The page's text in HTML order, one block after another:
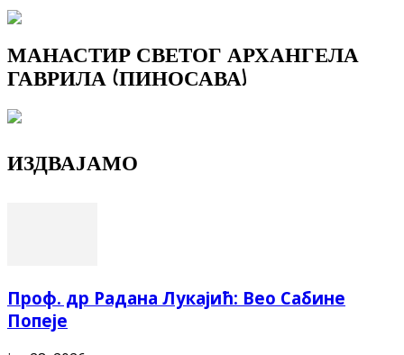
МАНАСТИР СВЕТОГ АРХАНГЕЛА
ГАВРИЛА (ПИНОСАВА)
ИЗДВАЈАМО
Проф. др Радана Лукајић: Вео Сабине
Попеје